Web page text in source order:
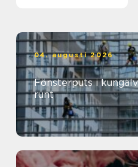
04. augusti 2026
Fönsterputs i kungälv klarare utsikt
runt